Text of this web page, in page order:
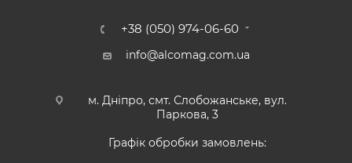
+38 (050) 974-06-60
info@alcomag.com.ua
м. Дніпро, смт. Слобожанське, вул.
Паркова, 3
Графік обробки замовлень: